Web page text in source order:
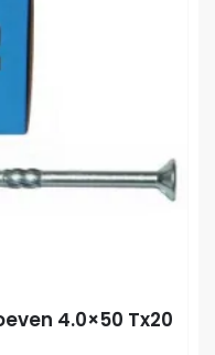
4.0×50 Tx20